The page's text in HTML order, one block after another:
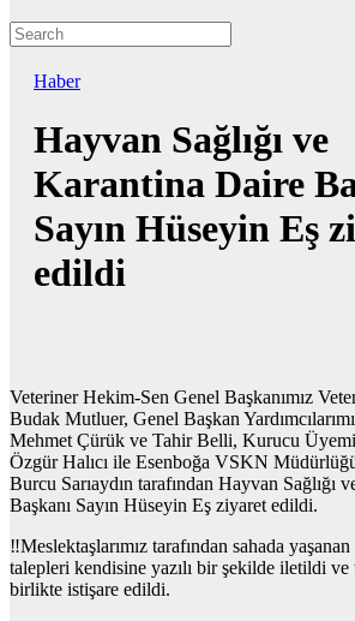
Haber
Hayvan Sağlığı ve
Karantina Daire
Sayın Hüseyin Eş
edildi
Veteriner Hekim-Sen Genel Başkanımız
Budak Mutluer, Genel Başkan
Mehmet Çürük ve Tahir Belli, Kurucu
Özgür Halıcı ile Esenboğa VSKN
Burcu Sarıaydın tarafından Hayvan Sağlığı
Başkanı Sayın Hüseyin Eş ziyaret edildi.
‼️Meslektaşlarımız tarafından sahada
talepleri kendisine yazılı bir şekilde iletildi
birlikte istişare edildi.